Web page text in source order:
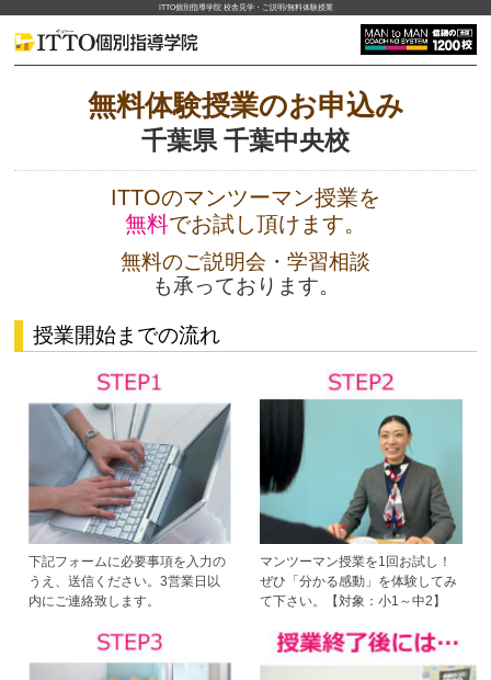
ITTO個別指導学院 校舎見学・ご説明/無料体験授業
無料体験授業のお申込み
千葉県 千葉中央校
ITTOのマンツーマン授業を
無料でお試し頂けます。
無料のご説明会・学習相談
も承っております。
授業開始までの流れ
下記フォームに必要事項を入力の
うえ、送信ください。3営業日以
内にご連絡致します。
マンツーマン授業を1回お試し！
ぜひ「分かる感動」を体験してみ
て下さい。【対象：小1～中2】